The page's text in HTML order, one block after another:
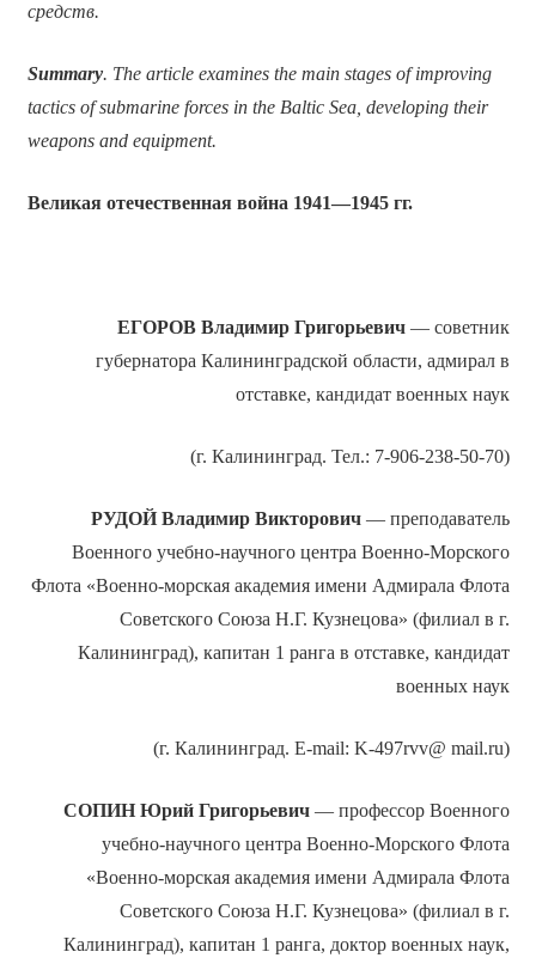
средств.
Summary. The article examines the main stages of improving
tactics of submarine forces in the Baltic Sea, developing their
weapons and equipment.
Великая отечественная война 1941—1945 гг.
ЕГОРОВ Владимир Григорьевич — советник
губернатора Калининградской области, адмирал в
отставке, кандидат военных наук
(г. Калининград. Тел.: 7-906-238-50-70)
РУДОЙ Владимир Викторович — преподаватель
Военного учебно-научного центра Военно-Морского
Флота «Военно-морская академия имени Адмирала Флота
Советского Союза Н.Г. Кузнецова» (филиал в г.
Калининград), капитан 1 ранга в отставке, кандидат
военных наук
(г. Калининград. E-mail: K-497rvv@ mail.ru)
СОПИН Юрий Григорьевич — профессор Военного
учебно-научного центра Военно-Морского Флота
«Военно-морская академия имени Адмирала Флота
Советского Союза Н.Г. Кузнецова» (филиал в г.
Калининград), капитан 1 ранга, доктор военных наук,